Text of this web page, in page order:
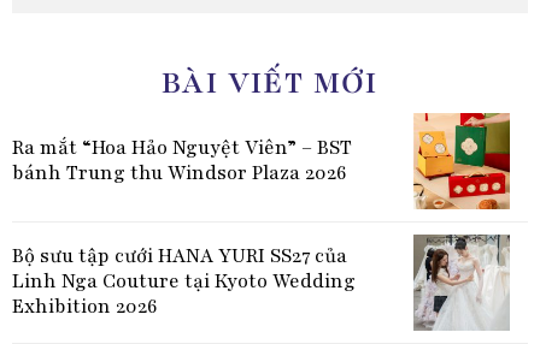
BÀI VIẾT MỚI
Ra mắt “Hoa Hảo Nguyệt Viên” – BST
bánh Trung thu Windsor Plaza 2026
Bộ sưu tập cưới HANA YURI SS27 của
Linh Nga Couture tại Kyoto Wedding
Exhibition 2026